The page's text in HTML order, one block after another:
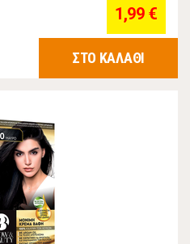
1,99 €
ΣΤΟ ΚΑΛΑΘΙ